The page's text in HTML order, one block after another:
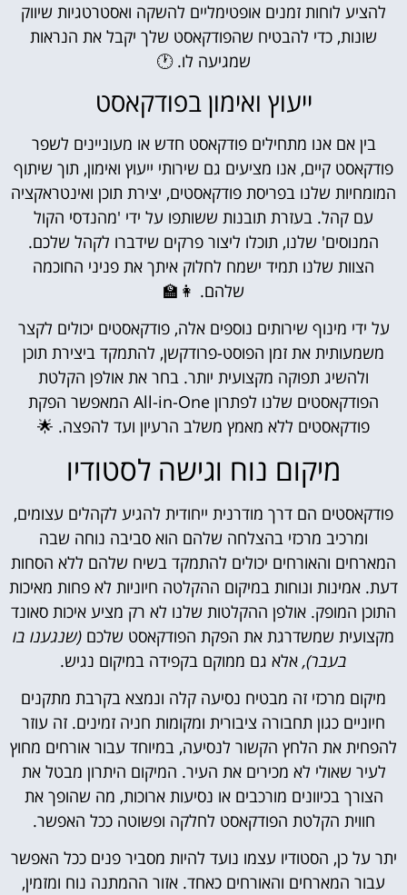
להציע לוחות זמנים אופטימליים להשקה ואסטרטגיות שיווק
שונות, כדי להבטיח שהפודקאסט שלך יקבל את הנראות
שמגיעה לו. 🕐
ייעוץ ואימון בפודקאסט
בין אם אנו מתחילים פודקאסט חדש או מעוניינים לשפר
פודקאסט קיים, אנו מציעים גם שירותי ייעוץ ואימון, תוך שיתוף
המומחיות שלנו בפריסת פודקאסטים, יצירת תוכן ואינטראקציה
עם קהל. בעזרת תובנות ששותפו על ידי 'מהנדסי הקול
המנוסים' שלנו, תוכלו ליצור פרקים שידברו לקהל שלכם.
הצוות שלנו תמיד ישמח לחלוק איתך את פניני החוכמה
שלהם. 👩‍🏫
על ידי מינוף שירותים נוספים אלה, פודקאסטים יכולים לקצר
משמעותית את זמן הפוסט-פרודקשן, להתמקד ביצירת תוכן
ולהשיג תפוקה מקצועית יותר. בחר את אולפן הקלטת
הפודקאסטים שלנו לפתרון All-in-One המאפשר הפקת
פודקאסטים ללא מאמץ משלב הרעיון ועד להפצה. 🌟
מיקום נוח וגישה לסטודיו
פודקאסטים הם דרך מודרנית ייחודית להגיע לקהלים עצומים,
ומרכיב מרכזי בהצלחה שלהם הוא סביבה נוחה שבה
המארחים והאורחים יכולים להתמקד בשיח שלהם ללא הסחות
דעת. אמינות ונוחות במיקום ההקלטה חיוניות לא פחות מאיכות
התוכן המופק. אולפן ההקלטות שלנו לא רק מציע איכות סאונד
מקצועית שמשדרגת את הפקת הפודקאסט שלכם (שנגענו בו
בעבר), אלא גם ממוקם בקפידה במיקום נגיש.
מיקום מרכזי זה מבטיח נסיעה קלה ונמצא בקרבת מתקנים
חיוניים כגון תחבורה ציבורית ומקומות חניה זמינים. זה עוזר
להפחית את הלחץ הקשור לנסיעה, במיוחד עבור אורחים מחוץ
לעיר שאולי לא מכירים את העיר. המיקום היתרון מבטל את
הצורך בכיוונים מורכבים או נסיעות ארוכות, מה שהופך את
חווית הקלטת הפודקאסט לחלקה ופשוטה ככל האפשר.
יתר על כן, הסטודיו עצמו נועד להיות מסביר פנים ככל האפשר
עבור המארחים והאורחים כאחד. אזור ההמתנה נוח ומזמין,